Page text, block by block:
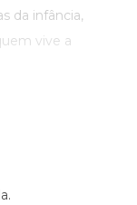
da infância,
vive a